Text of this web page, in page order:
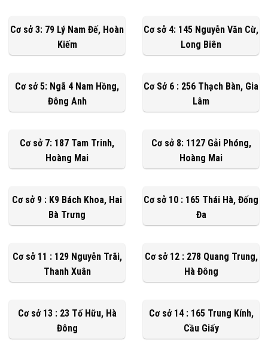
Cơ sở 3: 79 Lý Nam Đế, Hoàn
Kiếm
Cơ sở 4: 145 Nguyễn Văn Cừ,
Long Biên
Cơ sở 5: Ngã 4 Nam Hồng,
Đông Anh
Cơ Sở 6 : 256 Thạch Bàn, Gia
Lâm
Cơ sở 7: 187 Tam Trinh,
Hoàng Mai
Cơ sở 8: 1127 Gải Phóng,
Hoàng Mai
Cơ sở 9 : K9 Bách Khoa, Hai
Bà Trưng
Cơ sở 10 : 165 Thái Hà, Đống
Đa
Cơ sở 11 : 129 Nguyễn Trãi,
Thanh Xuân
Cơ sở 12 : 278 Quang Trung,
Hà Đông
Cơ sở 13 : 23 Tố Hữu, Hà
Đông
Cơ sở 14 : 165 Trung Kính,
Cầu Giấy